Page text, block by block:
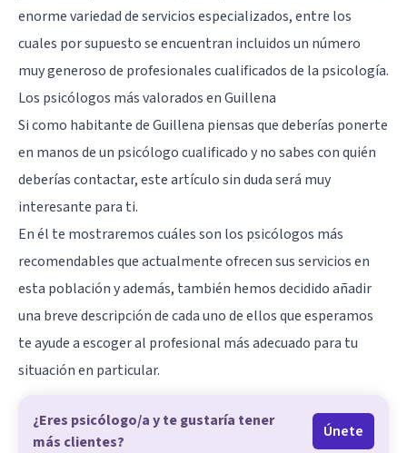
enorme variedad de servicios especializados, entre los
cuales por supuesto se encuentran incluidos un número
muy generoso de profesionales cualificados de la psicología.
Los psicólogos más valorados en Guillena
Si como habitante de Guillena piensas que deberías ponerte
en manos de un psicólogo cualificado y no sabes con quién
deberías contactar, este artículo sin duda será muy
interesante para ti.
En él te mostraremos cuáles son los psicólogos más
recomendables que actualmente ofrecen sus servicios en
esta población y además, también hemos decidido añadir
una breve descripción de cada uno de ellos que esperamos
te ayude a escoger al profesional más adecuado para tu
situación en particular.
¿Eres psicólogo/a y te gustaría tener
más clientes?
Únete